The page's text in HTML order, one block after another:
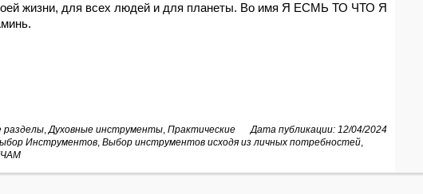
жизни, для всех людей и для планеты. Во имя Я ЕСМЬ ТО ЧТО Я
Дата публикации: 12/04/2024
разделы,Духовные инструменты, Практические
Инструментов, Выбор инструментов исходя из личных потребностей,